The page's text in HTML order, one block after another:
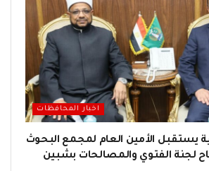
اخبار المحافظات
يستقبل الأمين العام لمجمع البحوث
لجنة الفتوي والمصالحات بشبين